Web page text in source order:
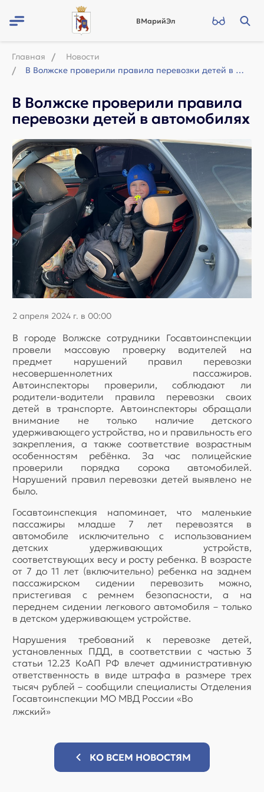
ВМарийЭл
Главная
Новости
В Волжске проверили правила перевозки детей в автомобилях
В Волжске проверили правила
перевозки детей в автомобилях
2 апреля 2024 г. в 00:00
В городе Волжске сотрудники Госавтоинспекции
провели массовую проверку водителей на
предмет нарушений правил перевозки
несовершеннолетних пассажиров.
Автоинспекторы проверили, соблюдают ли
родители-водители правила перевозки своих
детей в транспорте. Автоинспекторы обращали
внимание не только наличие детского
удерживающего устройства, но и правильность его
закрепления, а также соответствие возрастным
особенностям ребёнка. За час полицейские
проверили порядка сорока автомобилей.
Нарушений правил перевозки детей выявлено не
было.
Госавтоинспекция напоминает, что маленькие
пассажиры младше 7 лет перевозятся в
автомобиле исключительно с использованием
детских удерживающих устройств,
соответствующих весу и росту ребенка. В возрасте
от 7 до 11 лет (включительно) ребенка на заднем
пассажирском сидении перевозить можно,
пристегивая с ремнем безопасности, а на
переднем сидении легкового автомобиля – только
в детском удерживающем устройстве.
Нарушения требований к перевозке детей,
установленных ПДД, в соответствии с частью 3
статьи 12.23 КоАП РФ влечет административную
ответственность в виде штрафа в размере трех
тысяч рублей – сообщили специалисты Отделения
Госавтоинспекции МО МВД России «Во
лжский»
КО ВСЕМ НОВОСТЯМ